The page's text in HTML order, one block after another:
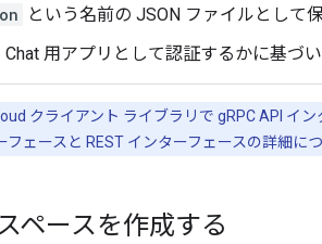
という名前の JSON ファイルとして
用アプリとして認証するかに基づ
クライアント ライブラリで gRPC API イ
フェースと REST インターフェースの詳細に
ペースを作成する